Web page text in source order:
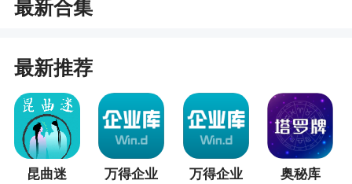
最新合集
最新推荐
昆曲迷
万得企业
万得企业
奥秘库